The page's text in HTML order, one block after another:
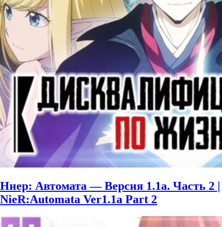
Ниер: Автомата — Версия 1.1а. Часть 2 |
NieR:Automata Ver1.1a Part 2